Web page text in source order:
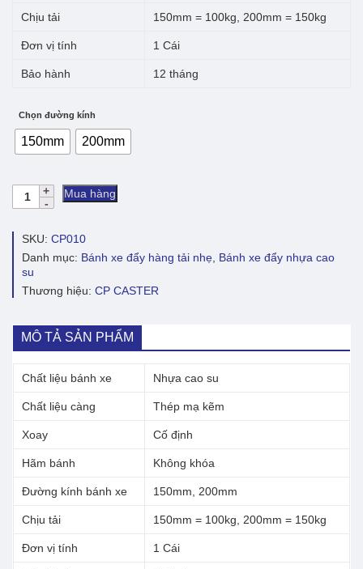
Chịu tải 150mm = 100kg, 200mm = 150kg
Đơn vị tính 1 Cái
Bảo hành 12 tháng
Chọn đường kính
150mm 200mm
Bánh
xe
cao
đặc
CP010
cố
lượng
Mua hàng
SKU: CP010
Danh mục: Bánh xe đẩy hàng tải nhẹ, Bánh xe đẩy nhựa cao
su
Thương hiệu: CP CASTER
MÔ TẢ SẢN PHẨM
Chất liệu bánh xe Nhựa cao su
Chất liệu càng Thép mạ kẽm
Xoay Cố định
Hãm bánh Không khóa
Đường kính bánh xe 150mm, 200mm
Chịu tải 150mm = 100kg, 200mm = 150kg
Đơn vị tính 1 Cái